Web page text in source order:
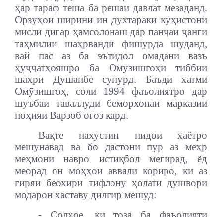
ҳар тараф теша ба решаи давлат мезаданд.
Орзуҳои ширини ин духтараки кӯҳистонӣ
мисли дигар ҳамсолонаш дар панҷаи ҷанги
таҳмилии шаҳрвандӣ фишурда шуданд,
вай пас аз ба эътидол омадани вазъ
ҳуҷҷатҳояшро ба Омӯзишгоҳи тиббии
шаҳри Душанбе супурд. Баъди хатми
Омӯзишгоҳ, соли 1994 фаъолиятро дар
шуъбаи таваллуди беморхонаи марказии
ноҳияи Варзоб оғоз кард.
Вақте нахустин нидои ҳаётро
мешунавад ва бо дастони пур аз меҳр
меҳмони навро истиқбол мегирад, ёд
меорад он моҳҳои аввали кориро, ки аз
гиряи беохири тифлону ҳолати душвори
модарон хаставу дилгир мешуд: